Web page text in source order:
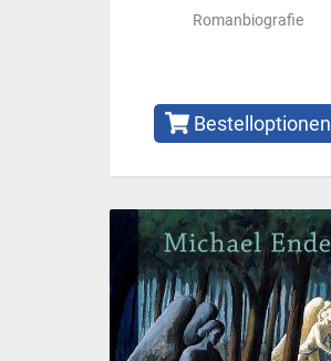
Romanbiografie
Bestelloptionen